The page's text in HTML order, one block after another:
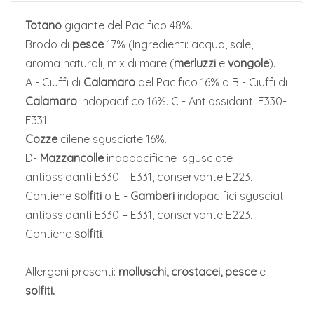
Totano gigante del Pacifico 48%.
Brodo di pesce 17% (Ingredienti: acqua, sale,
aroma naturali, mix di mare (merluzzi e vongole).
A - Ciuffi di Calamaro del Pacifico 16% o B - Ciuffi di
Calamaro indopacifico 16%. C - Antiossidanti E330-
E331.
Cozze cilene sgusciate 16%.
D- Mazzancolle indopacifiche sgusciate
antiossidanti E330 – E331, conservante E223.
Contiene solfiti o E - Gamberi indopacifici sgusciati
antiossidanti E330 – E331, conservante E223.
Contiene solfiti.
Allergeni presenti: molluschi, crostacei, pesce e
solfiti.